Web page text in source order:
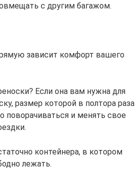
с другим багажом.
зависит комфорт вашего
Если она вам нужна для
размер которой в полтора раза
и менять свое
контейнера, в котором
лежать.